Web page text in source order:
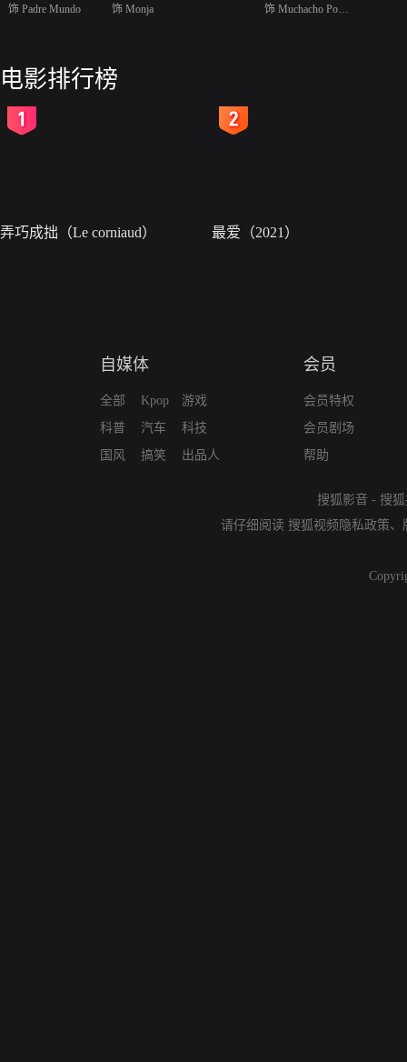
饰 Padre Mundo 饰 Monja
电影排行榜
弄巧成拙（Le corniaud） 最爱（2021）
自媒体
全部
科普
国风
Kpop
汽车
搞笑
游戏
科技
出品人
会员
会员特权
会员剧场
帮助
搜狐影音 - 搜
请仔细阅读 搜狐视频隐私政策、